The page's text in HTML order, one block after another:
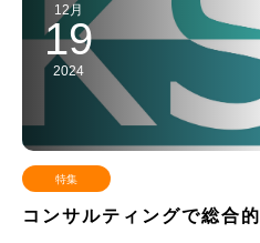
12月
19
2024
特集
コンサルティングで総